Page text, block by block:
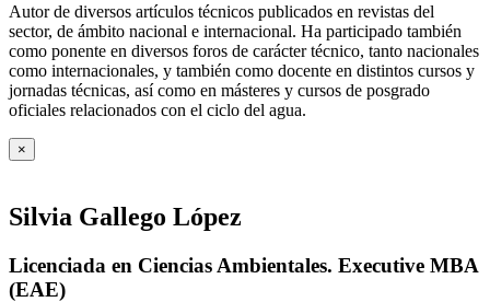
Autor de diversos artículos técnicos publicados en revistas del
sector, de ámbito nacional e internacional. Ha participado también
como ponente en diversos foros de carácter técnico, tanto nacionales
como internacionales, y también como docente en distintos cursos y
jornadas técnicas, así como en másteres y cursos de posgrado
oficiales relacionados con el ciclo del agua.
×
Silvia Gallego López
Licenciada en Ciencias Ambientales. Executive MBA
(EAE)